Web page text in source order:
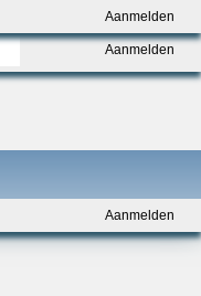
Aanmelden
Aanmelden
Aanmelden